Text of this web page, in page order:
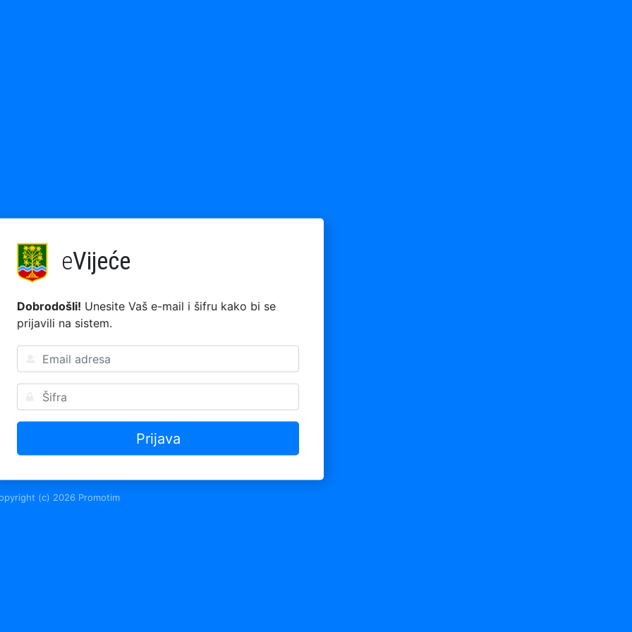
eVijeće
Dobrodošli! Unesite Vaš e-mail i šifru kako bi se
prijavili na sistem.
Prijava
(c) 2026 Promotim